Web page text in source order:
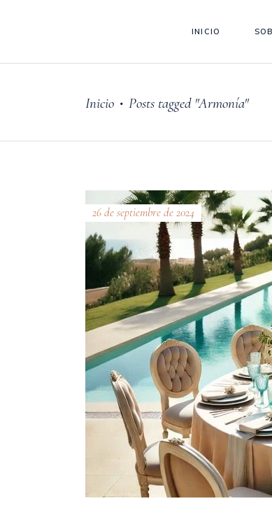
INICIO
Inicio • Posts tagged "Armonía"
26 de septiembre de 2024